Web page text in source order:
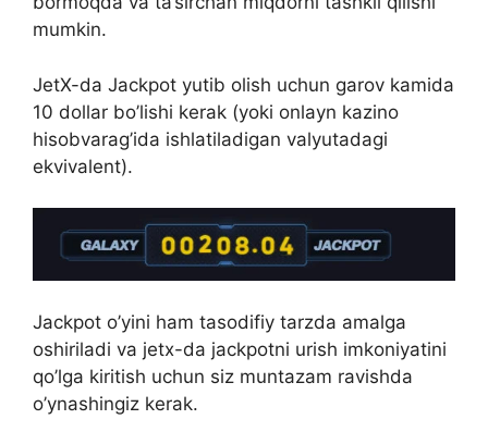
mumkin.
JetX-da Jackpot yutib olish uchun garov kamida
10 dollar bo’lishi kerak (yoki onlayn kazino
hisobvarag’ida ishlatiladigan valyutadagi
ekvivalent).
Jackpot o’yini ham tasodifiy tarzda amalga
oshiriladi va jetx-da jackpotni urish imkoniyatini
qo’lga kiritish uchun siz muntazam ravishda
o’ynashingiz kerak.